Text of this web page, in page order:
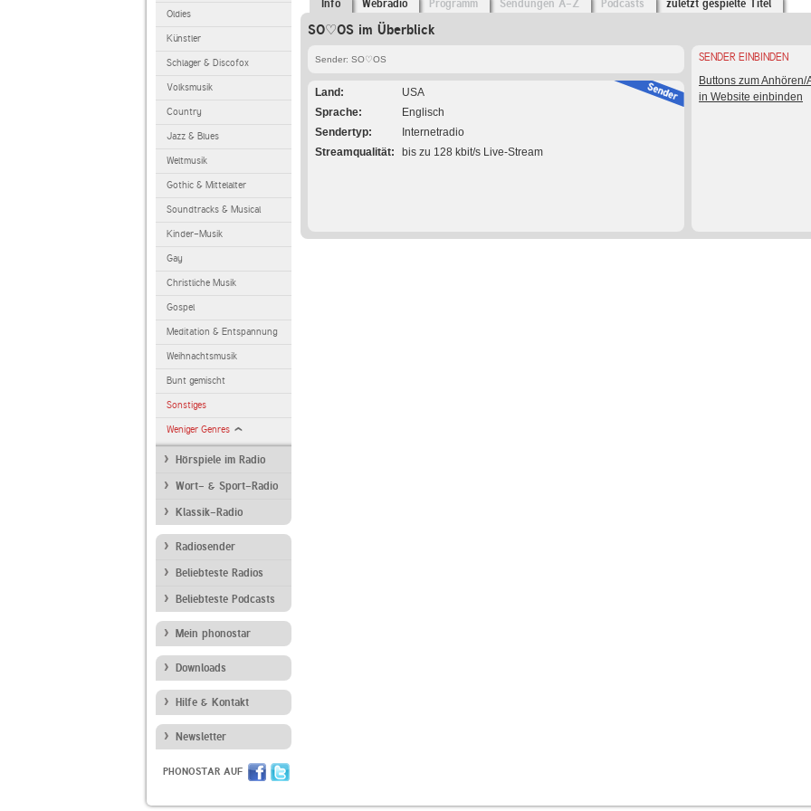
Oldies
Künstler
Schlager & Discofox
Volksmusik
Country
Jazz & Blues
Weltmusik
Gothic & Mittelalter
Soundtracks & Musical
Kinder-Musik
Gay
Christliche Musik
Gospel
Meditation & Entspannung
Weihnachtsmusik
Bunt gemischt
Sonstiges
Weniger Genres
Hörspiele im Radio
Wort- & Sport-Radio
Klassik-Radio
Radiosender
Beliebteste Radios
Beliebteste Podcasts
Mein phonostar
Downloads
Hilfe & Kontakt
Newsletter
PHONOSTAR AUF
Info Webradio Programm Sendungen A-Z Podcasts zuletzt gespielte Titel
SO♡OS im Überblick
Sender: SO♡OS
Land
USA
Sprache
Englisch
Sendertyp
Internetradio
Streamqualität
bis zu 128 kbit/s Live-Stream
SENDER EINBINDEN
Buttons zum Anhören/
in Website einbinden